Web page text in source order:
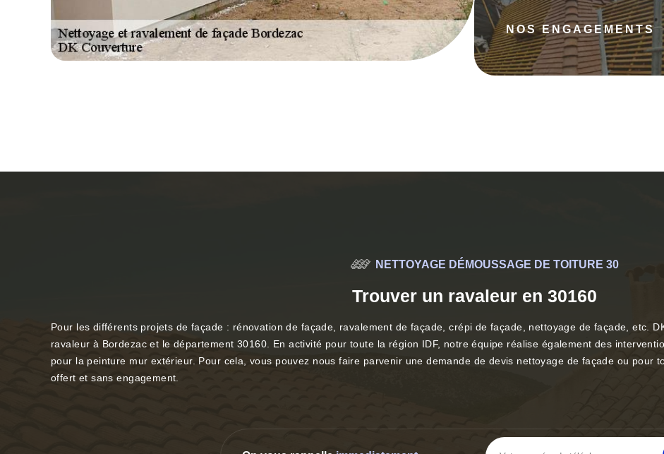
NOS ENGAGEMENTS
NETTOYAGE DÉMOUSSAGE DE TOITURE 30
Trouver un ravaleur en 30160
Pour les différents projets de façade : rénovation de façade, ravalement de façade, crépi de façade, nettoyage de façade, etc.
ravaleur à Bordezac et le département 30160. En activité pour toute la région IDF, notre équipe réalise également des
pour la peinture mur extérieur. Pour cela, vous pouvez nous faire parvenir une demande de devis nettoyage de façade ou pour
offert et sans engagement.